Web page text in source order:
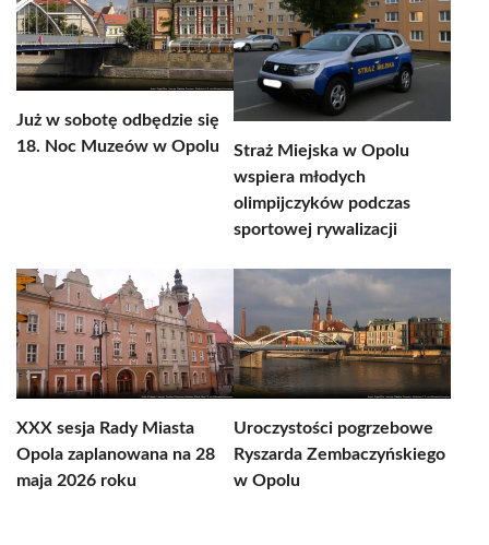
Już w sobotę odbędzie się
18. Noc Muzeów w Opolu
Straż Miejska w Opolu
wspiera młodych
olimpijczyków podczas
sportowej rywalizacji
XXX sesja Rady Miasta
Opola zaplanowana na 28
maja 2026 roku
Uroczystości pogrzebowe
Ryszarda Zembaczyńskiego
w Opolu